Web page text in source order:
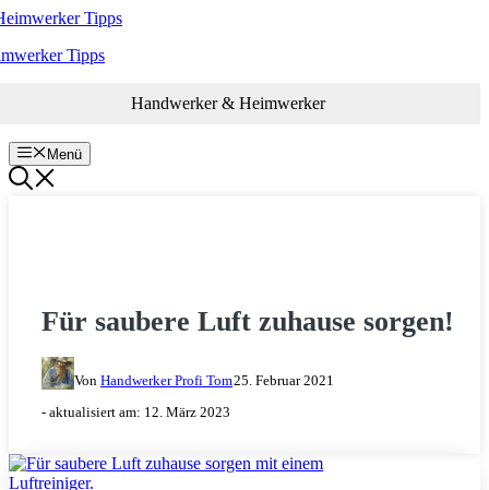
Zum
springenTipps
Handwerker & Heimwerker
Menü
Für saubere Luft zuhause sorgen!
Von Handwerker Profi Tom25. Februar 2021
- aktualisiert am: 12. März 2023